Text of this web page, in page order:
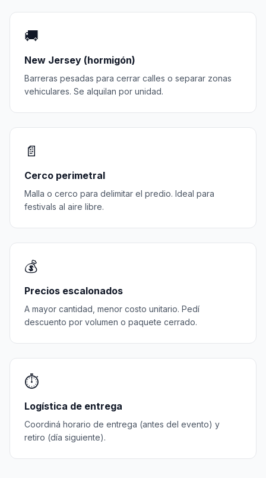
🚚
New Jersey (hormigón)
Barreras pesadas para cerrar calles o separar zonas
vehiculares. Se alquilan por unidad.
📄
Cerco perimetral
Malla o cerco para delimitar el predio. Ideal para
festivals al aire libre.
💰
Precios escalonados
A mayor cantidad, menor costo unitario. Pedí
descuento por volumen o paquete cerrado.
⏱️
Logística de entrega
Coordiná horario de entrega (antes del evento) y
retiro (día siguiente).